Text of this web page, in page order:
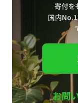
寄付を
国内No.1
お問